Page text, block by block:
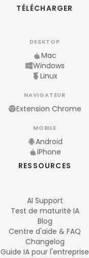
TÉLÉCHARGER
DESKTOP
Mac
Windows
Linux
NAVIGATEUR
Extension Chrome
MOBILE
Android
iPhone
RESSOURCES
AI Support
Test de maturité IA
Blog
Centre d'aide & FAQ
Changelog
Guide IA pour l'entreprise